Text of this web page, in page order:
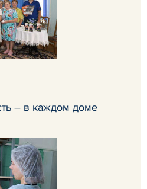
– в каждом доме